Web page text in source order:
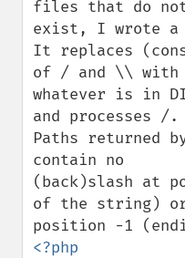
files that do
exist, I wrote a
It replaces
of / and \\ with
whatever is in
and processes
Paths returned
contain no
(back)slash at
of the string)
<?php